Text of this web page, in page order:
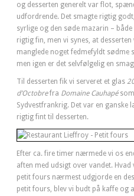
og desserten generelt var flot,
udfordrende. Det smagte rigtig
syrlige og den søde mazarin –
rigtig fin, men vi synes, at
manglede noget fedmefyldt sødme
men igen er det selvfølgelig en
Til desserten fik vi serveret et glas
d’Octobrefra Domaine Cauhapé
Sydvestfrankrig. Det var en ganske
rigtig fint til desserten.
Efter ca. fire timer nærmede vi os
aften med udsigt over vandet.
petit fours nærmest udgjorde en
petit fours, blev vi budt på kaffe og